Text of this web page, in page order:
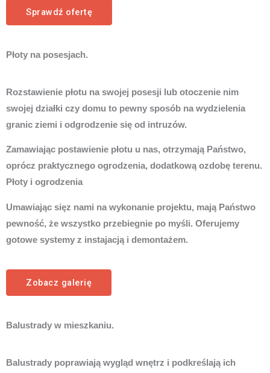
Sprawdź ofertę
Płoty na posesjach.
Rozstawienie płotu na swojej posesji lub otoczenie nim
swojej działki czy domu to pewny sposób na wydzielenia
granic ziemi i odgrodzenie się od intruzów.
Zamawiając postawienie płotu u nas, otrzymają Państwo,
oprócz praktycznego ogrodzenia, dodatkową ozdobę terenu.
Płoty i ogrodzenia
Umawiając sięz nami na wykonanie projektu, mają Państwo
pewność, że wszystko przebiegnie po myśli. Oferujemy
gotowe systemy z instajacją i demontażem.
Zobacz galerię
Balustrady w mieszkaniu.
Balustrady poprawiają wygląd wnętrz i podkreślają ich